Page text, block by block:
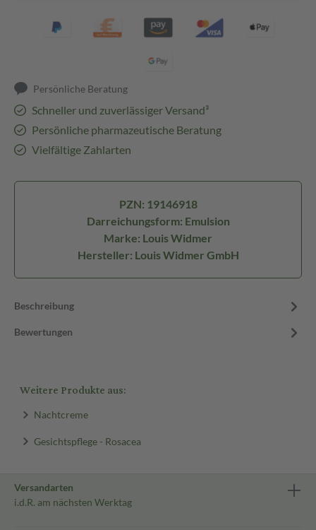
Persönliche Beratung
Schneller und zuverlässiger Versand³
Persönliche pharmazeutische Beratung
Vielfältige Zahlarten
PZN: 19146918
Darreichungsform: Emulsion
Marke: Louis Widmer
Hersteller: Louis Widmer GmbH
Beschreibung
Bewertungen
Weitere Produkte aus:
Nachtcreme
Gesichtspflege - Rosacea
Versandarten
i.d.R. am nächsten Werktag